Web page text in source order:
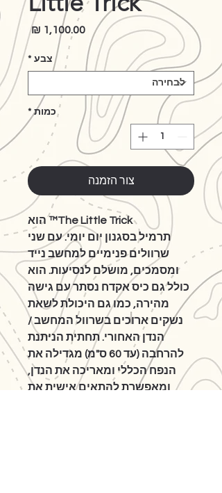
מחיר
צבע *
כמות *
צור הזמנה
The Little Trick™ הוא
תרמיל בסגנון יום יומי. עם שני
שרוולים פנימיים למחשב נייד
ומסמכים, מושלם לנסיעות. הוא
כולל גם כיס אקדח נסתר עם גישה
מהירה, כמו גם היכולת לשאת
נשקים ארוכים בשרוול המחשב /
הנדן האחורי. תחתית הניתנת
להרחבה (עד 60 ס"מ) מגדילה את
הנפח הכללי ומאריכה את הנדן,
ומאפשרת להתאים אישית את